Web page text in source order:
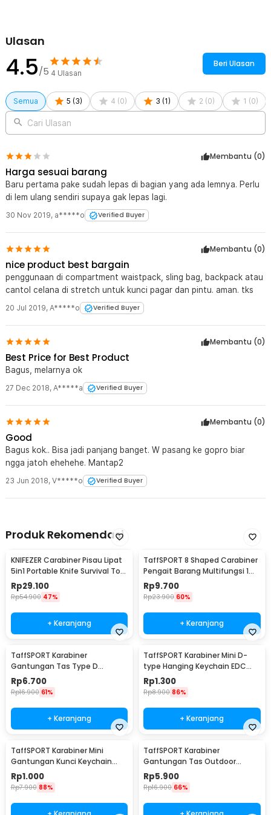
Ulasan
4.5/5 4 Ulasan
Beri Ulasan
Semua 5 (3) 4 (0) 3 (1 ) 2 (0) 1 (0)
Cari Ulasan
Membantu (0)
Harga sesuai barang
Baru pertama pake sudah lepas di bagian yang ada lemnya. Perlu
di lem ulang sendiri supaya gak lepas lagi.
30 Nov 2019, a*****o Verified Buyer
Membantu (0)
nice product best bargain
penggunaan di compartment waistpack, sling bag, backpack atau
cantol celana di stretch untuk kunci pagar dan pintu. aman. tks
20 Jul 2019, A*****o Verified Buyer
Membantu (0)
Best Price for Best Product
Bagus, melarnya ok
27 Dec 2018, A*****a Verified Buyer
Membantu (0)
Good
Bagus kok.. Bisa jadi panjang banget. W pasang ke gopro biar
ngga jatoh ehehehe. Mantap2
23 Jun 2018, V*****o Verified Buyer
Produk Rekomendasi
KNIFEZER Carabiner Pisau Lipat
5in1 Portable Knife Survival Tool
EDC - ED30
Rp29.100
Rp54.900 47%
+ Keranjang
TaffSPORT 8 Shaped Carabiner
Pengait Barang Multifungsi 1
PCS - AT30
Rp9.700
Rp23.900 60%
+ Keranjang
TaffSPORT Karabiner
Gantungan Tas Type D
Quickdraw Outdoor Aluminium
- AT12
Rp6.700
Rp16.900 61%
+ Keranjang
TaffSPORT Karabiner Mini D-
type Hanging Keychain EDC
Outdoor Metal - AT36
Rp1.300
Rp8.900 86%
+ Keranjang
TaffSPORT Karabiner Mini
Gantungan Kunci Keychain
Hanging Buckle - AT10
Rp1.000
Rp7.900 88%
TaffSPORT Karabiner
Gantungan Tas Outdoor
Quickdraw Aluminium Alloy -
AT76
Rp5.900
Rp16.900 66%